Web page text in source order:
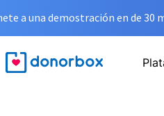
a una demostración en de